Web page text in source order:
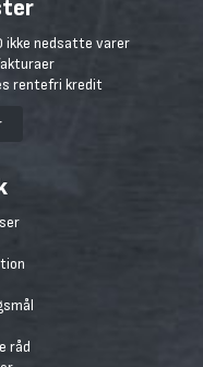
ikke nedsatte varer
rentefri kredit
råd